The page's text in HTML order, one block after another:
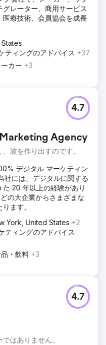
レーター、商用サービス
療技術、会員協会を成長
ティングのアドバイス +37
カー +3
Agency
波を作り出すのです。
4.7
デジタル マーケティン
社には、デジタルに関する
20 年以上の経験があり
の大企業からさまざまな
ます。
York, United States +2
ティングのアドバイス
・飲料 +3
はありません。
4.7